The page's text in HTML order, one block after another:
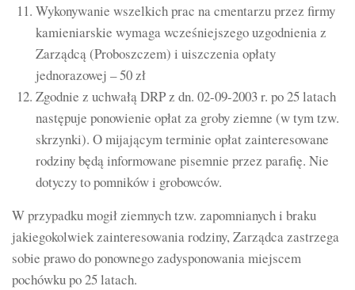
Wykonywanie wszelkich prac na cmentarzu przez firmy
kamieniarskie wymaga wcześniejszego uzgodnienia z
Zarządcą (Proboszczem) i uiszczenia opłaty
jednorazowej – 50 zł
Zgodnie z uchwałą DRP z dn. 02-09-2003 r. po 25 latach
następuje ponowienie opłat za groby ziemne (w tym tzw.
skrzynki). O mijającym terminie opłat zainteresowane
rodziny będą informowane pisemnie przez parafię. Nie
dotyczy to pomników i grobowców.
W przypadku mogił ziemnych tzw. zapomnianych i braku
jakiegokolwiek zainteresowania rodziny, Zarządca zastrzega
sobie prawo do ponownego zadysponowania miejscem
pochówku po 25 latach.